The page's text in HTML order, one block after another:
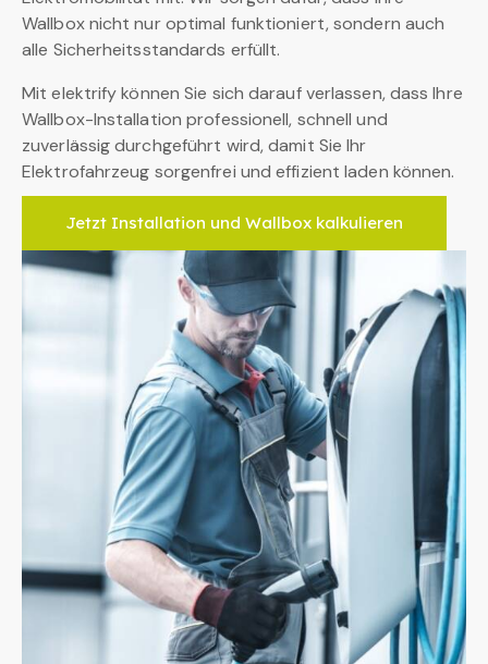
Wallbox nicht nur optimal funktioniert, sondern auch
alle Sicherheitsstandards erfüllt.
Mit elektrify können Sie sich darauf verlassen, dass Ihre
Wallbox-Installation professionell, schnell und
zuverlässig durchgeführt wird, damit Sie Ihr
Elektrofahrzeug sorgenfrei und effizient laden können.
Jetzt Installation und Wallbox kalkulieren